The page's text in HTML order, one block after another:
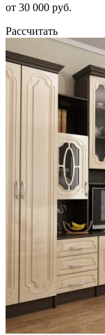
от 30 000 руб.
Рассчитать